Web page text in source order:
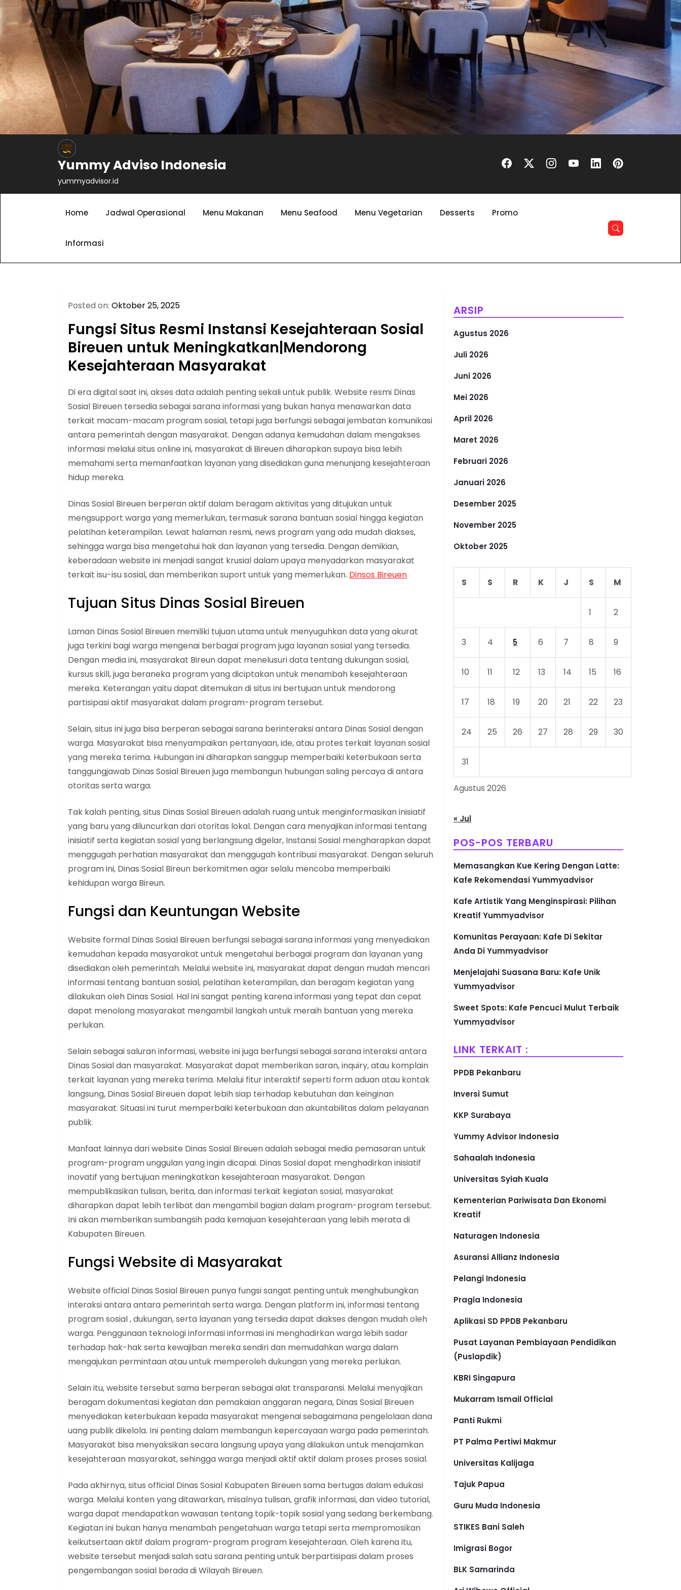
Yummy Adviso Indonesia
yummyadvisor.id
Home Jadwal Operasional Menu Makanan Menu Seafood Menu Vegetarian Desserts Promo
Informasi
Posted on: Oktober 25, 2025
Fungsi Situs Resmi Instansi Kesejahteraan Sosial
Bireuen untuk Meningkatkan|Mendorong
Kesejahteraan Masyarakat
Di era digital saat ini, akses data adalah penting sekali untuk publik. Website resmi Dinas
Sosial Bireuen tersedia sebagai sarana informasi yang bukan hanya menawarkan data
terkait macam-macam program sosial, tetapi juga berfungsi sebagai jembatan komunikasi
antara pemerintah dengan masyarakat. Dengan adanya kemudahan dalam mengakses
informasi melalui situs online ini, masyarakat di Bireuen diharapkan supaya bisa lebih
memahami serta memanfaatkan layanan yang disediakan guna menunjang kesejahteraan
hidup mereka.
Dinas Sosial Bireuen berperan aktif dalam beragam aktivitas yang ditujukan untuk
mengsupport warga yang memerlukan, termasuk sarana bantuan sosial hingga kegiatan
pelatihan keterampilan. Lewat halaman resmi, news program yang ada mudah diakses,
sehingga warga bisa mengetahui hak dan layanan yang tersedia. Dengan demikian,
keberadaan website ini menjadi sangat krusial dalam upaya menyadarkan masyarakat
terkait isu-isu sosial, dan memberikan suport untuk yang memerlukan. Dinsos Bireuen
Tujuan Situs Dinas Sosial Bireuen
Laman Dinas Sosial Bireuen memiliki tujuan utama untuk menyuguhkan data yang akurat
juga terkini bagi warga mengenai berbagai program juga layanan sosial yang tersedia.
Dengan media ini, masyarakat Bireun dapat menelusuri data tentang dukungan sosial,
kursus skill, juga beraneka program yang diciptakan untuk menambah kesejahteraan
mereka. Keterangan yaitu dapat ditemukan di situs ini bertujuan untuk mendorong
partisipasi aktif masyarakat dalam program-program tersebut.
Selain, situs ini juga bisa berperan sebagai sarana berinteraksi antara Dinas Sosial dengan
warga. Masyarakat bisa menyampaikan pertanyaan, ide, atau protes terkait layanan sosial
yang mereka terima. Hubungan ini diharapkan sanggup memperbaiki keterbukaan serta
tanggungjawab Dinas Sosial Bireuen juga membangun hubungan saling percaya di antara
otoritas serta warga.
Tak kalah penting, situs Dinas Sosial Bireuen adalah ruang untuk menginformasikan inisiatif
yang baru yang diluncurkan dari otoritas lokal. Dengan cara menyajikan informasi tentang
inisiatif serta kegiatan sosial yang berlangsung digelar, Instansi Sosial mengharapkan dapat
menggugah perhatian masyarakat dan menggugah kontribusi masyarakat. Dengan seluruh
program ini, Dinas Sosial Bireun berkomitmen agar selalu mencoba memperbaiki
kehidupan warga Bireun.
Fungsi dan Keuntungan Website
Website formal Dinas Sosial Bireuen berfungsi sebagai sarana informasi yang menyediakan
kemudahan kepada masyarakat untuk mengetahui berbagai program dan layanan yang
disediakan oleh pemerintah. Melalui website ini, masyarakat dapat dengan mudah mencari
informasi tentang bantuan sosial, pelatihan keterampilan, dan beragam kegiatan yang
dilakukan oleh Dinas Sosial. Hal ini sangat penting karena informasi yang tepat dan cepat
dapat menolong masyarakat mengambil langkah untuk meraih bantuan yang mereka
perlukan.
Selain sebagai saluran informasi, website ini juga berfungsi sebagai sarana interaksi antara
Dinas Sosial dan masyarakat. Masyarakat dapat memberikan saran, inquiry, atau komplain
terkait layanan yang mereka terima. Melalui fitur interaktif seperti form aduan atau kontak
langsung, Dinas Sosial Bireuen dapat lebih siap terhadap kebutuhan dan keinginan
masyarakat. Situasi ini turut memperbaiki keterbukaan dan akuntabilitas dalam pelayanan
publik.
Manfaat lainnya dari website Dinas Sosial Bireuen adalah sebagai media pemasaran untuk
program-program unggulan yang ingin dicapai. Dinas Sosial dapat menghadirkan inisiatif
inovatif yang bertujuan meningkatkan kesejahteraan masyarakat. Dengan
mempublikasikan tulisan, berita, dan informasi terkait kegiatan sosial, masyarakat
diharapkan dapat lebih terlibat dan mengambil bagian dalam program-program tersebut.
Ini akan memberikan sumbangsih pada kemajuan kesejahteraan yang lebih merata di
Kabupaten Bireuen.
Fungsi Website di Masyarakat
Website official Dinas Sosial Bireuen punya fungsi sangat penting untuk menghubungkan
interaksi antara antara pemerintah serta warga. Dengan platform ini, informasi tentang
program sosial , dukungan, serta layanan yang tersedia dapat diakses dengan mudah oleh
warga. Penggunaan teknologi informasi informasi ini menghadirkan warga lebih sadar
terhadap hak-hak serta kewajiban mereka sendiri dan memudahkan warga dalam
mengajukan permintaan atau untuk memperoleh dukungan yang mereka perlukan.
Selain itu, website tersebut sama berperan sebagai alat transparansi. Melalui menyajikan
beragam dokumentasi kegiatan dan pemakaian anggaran negara, Dinas Sosial Bireuen
menyediakan keterbukaan kepada masyarakat mengenai sebagaimana pengelolaan dana
uang publik dikelola. Ini penting dalam membangun kepercayaan warga pada pemerintah.
Masyarakat bisa menyaksikan secara langsung upaya yang dilakukan untuk menajamkan
kesejahteraan masyarakat, sehingga warga menjadi aktif aktif dalam proses proses sosial.
Pada akhirnya, situs official Dinas Sosial Kabupaten Bireuen sama bertugas dalam edukasi
warga. Melalui konten yang ditawarkan, misalnya tulisan, grafik informasi, dan video tutorial,
warga dapat mendapatkan wawasan tentang topik-topik sosial yang sedang berkembang.
Kegiatan ini bukan hanya menambah pengetahuan warga tetapi serta mempromosikan
keikutsertaan aktif dalam program-program program kesejahteraan. Oleh karena itu,
website tersebut menjadi salah satu sarana penting untuk berpartisipasi dalam proses
pengembangan sosial berada di Wilayah Bireuen.
ARSIP
Agustus 2026
Juli 2026
Juni 2026
Mei 2026
April 2026
Maret 2026
Februari 2026
Januari 2026
Desember 2025
November 2025
Oktober 2025
Agustus 2026
S S R K J S M
1 2
3 4 5 6 7 8 9
10 11 12 13 14 15 16
17 18 19 20 21 22 23
24 25 26 27 28 29 30
31
« Jul
POS-POS TERBARU
Memasangkan Kue Kering Dengan Latte:
Kafe Rekomendasi Yummyadvisor
Kafe Artistik Yang Menginspirasi: Pilihan
Kreatif Yummyadvisor
Komunitas Perayaan: Kafe Di Sekitar
Anda Di Yummyadvisor
Menjelajahi Suasana Baru: Kafe Unik
Yummyadvisor
Sweet Spots: Kafe Pencuci Mulut Terbaik
Yummyadvisor
LINK TERKAIT :
PPDB Pekanbaru
Inversi Sumut
KKP Surabaya
Yummy Advisor Indonesia
Sahaalah Indonesia
Universitas Syiah Kuala
Kementerian Pariwisata Dan Ekonomi
Kreatif
Naturagen Indonesia
Asuransi Allianz Indonesia
Pelangi Indonesia
Pragia Indonesia
Aplikasi SD PPDB Pekanbaru
Pusat Layanan Pembiayaan Pendidikan
(Puslapdik)
KBRI Singapura
Mukarram Ismail Official
Panti Rukmi
PT Palma Pertiwi Makmur
Universitas Kalijaga
Tajuk Papua
Guru Muda Indonesia
STIKES Bani Saleh
Imigrasi Bogor
BLK Samarinda